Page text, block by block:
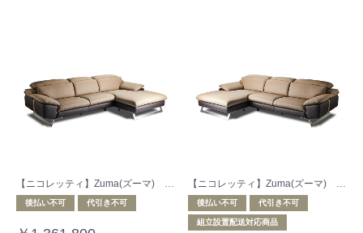
後払い不可 代引き不可 後払い不可 代引き不可
組立設置配送対応商品